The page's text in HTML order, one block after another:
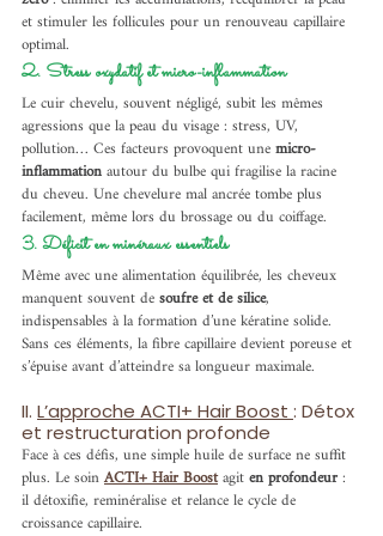
et stimuler les follicules pour un renouveau capillaire
optimal.
2. Stress oxydatif et micro-inflammation
Le cuir chevelu, souvent négligé, subit les mêmes
agressions que la peau du visage : stress, UV,
pollution… Ces facteurs provoquent une micro-
inflammation autour du bulbe qui fragilise la racine
du cheveu. Une chevelure mal ancrée tombe plus
facilement, même lors du brossage ou du coiffage.
3. Déficit en minéraux essentiels
Même avec une alimentation équilibrée, les cheveux
manquent souvent de soufre et de silice,
indispensables à la formation d’une kératine solide.
Sans ces éléments, la fibre capillaire devient poreuse et
s’épuise avant d’atteindre sa longueur maximale.
II. L’approche ACTI+ Hair Boost : Détox
et restructuration profonde
Face à ces défis, une simple huile de surface ne suffit
plus. Le soin ACTI+ Hair Boost agit en profondeur :
il détoxifie, reminéralise et relance le cycle de
croissance capillaire.